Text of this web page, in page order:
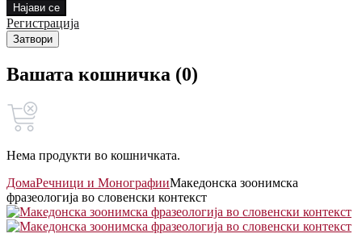
Најави се
Регистрација
Затвори
Вашата кошничка (0)
Нема продукти во кошничката.
ДомаРечници и МонографииМакедонска зоонимска
фразеологија во словенски контекст